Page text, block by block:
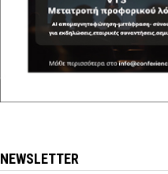
NEWSLETTER